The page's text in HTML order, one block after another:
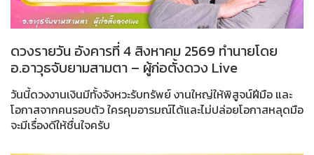
ดวงรายวัน อังคารที่ 4 สิงหาคม 2569 ทำนายโดย
อ.อาวุธจับยามสามตา – ผู้ก่อตั้งดวง Live
วันนี้ดวงงานเงินมีทั้งจังหวะรับทรัพย์ งานใหญ่ให้พิสูจน์ฝีมือ และ
โอกาสจากคนรอบตัว ใครคุมอารมณ์ได้และไม่ปล่อยโอกาสหลุดมือ
จะมีเรื่องดีให้ชื่นใจครับ